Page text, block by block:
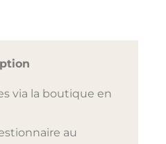
via la boutique en
au